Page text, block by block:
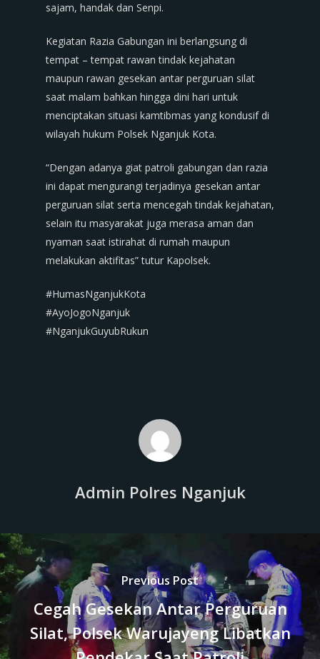
sajam, handak dan Senpi.
Kegiatan Razia Gabungan ini berlangsung di
tempat – tempat rawan tindak kejahatan
maupun rawan gesekan antar perguruan silat
saat malam bahkan hingga dini hari untuk
menciptakan situasi kamtibmas yang kondusif di
wilayah hukum Polsek Nganjuk Kota.
“Dengan adanya giat patroli gabungan dan razia
ini dapat mengurangi terjadinya gesekan antar
perguruan silat serta mencegah tindak kejahatan,
selain itu masyarakat juga merasa aman dan
nyaman saat istirahat di rumah maupun
melakukan aktifitas” tutur Kapolsek.
#HumasNganjukKota
#AyoJogoNganjuk
#NganjukGuyubRukun
Admin Polres Nganjuk
Previous Post
Cegah Gesekan Antar Perguruan
Silat, Polsek Warujayeng Libatkan